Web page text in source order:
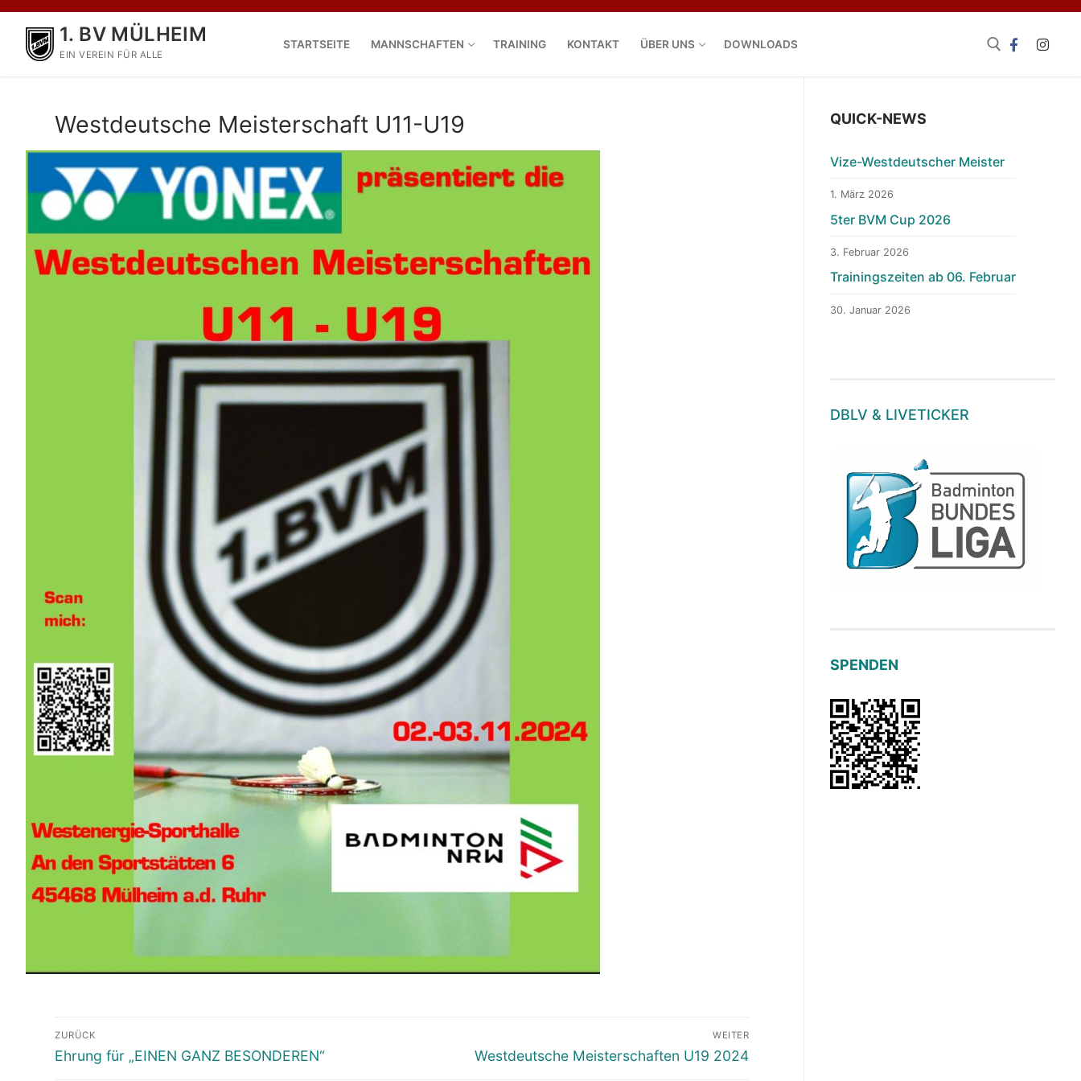
1. BV MÜLHEIM
EIN VEREIN FÜR ALLE
STARTSEITE MANNSCHAFTEN TRAINING KONTAKT ÜBER UNS DOWNLOADS
Westdeutsche Meisterschaft U11-U19
ZURÜCK
Ehrung für „EINEN GANZ BESONDEREN“
WEITER
Westdeutsche Meisterschaften U19 2024
QUICK-NEWS
Vize-Westdeutscher Meister
1. März 2026
5ter BVM Cup 2026
3. Februar 2026
Trainingszeiten ab 06. Februar
30. Januar 2026
DBLV & LIVETICKER
SPENDEN